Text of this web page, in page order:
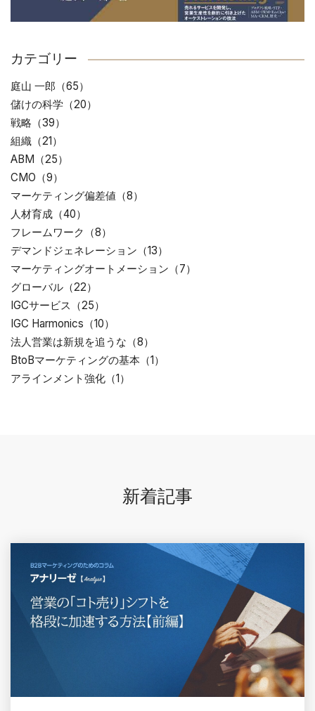
カテゴリー
庭山 一郎（65）
儲けの科学（20）
戦略（39）
組織（21）
ABM（25）
CMO（9）
マーケティング偏差値（8）
人材育成（40）
フレームワーク（8）
デマンドジェネレーション（13）
マーケティングオートメーション（7）
グローバル（22）
IGCサービス（25）
IGC Harmonics（10）
法人営業は新規を追うな（8）
BtoBマーケティングの基本（1）
アラインメント強化（1）
新着記事